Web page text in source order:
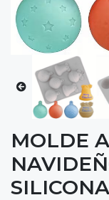
MOLDE
SILICONA